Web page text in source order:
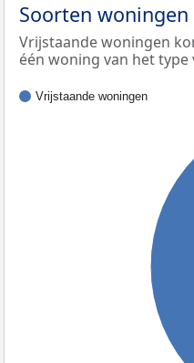
Soorten woningen
Vrijstaande woningen
één woning van het
Vrijstaande woningen